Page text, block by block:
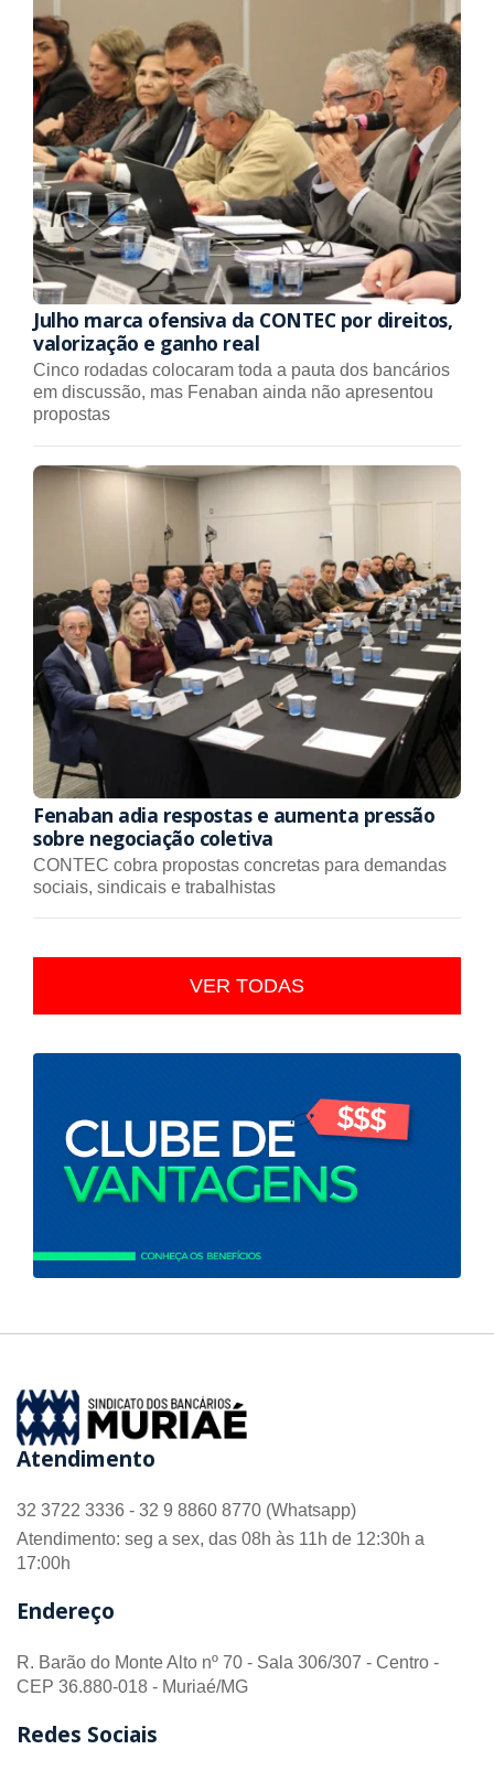
Julho marca ofensiva da CONTEC por direitos,
valorização e ganho real
Cinco rodadas colocaram toda a pauta dos bancários
em discussão, mas Fenaban ainda não apresentou
propostas
Fenaban adia respostas e aumenta pressão
sobre negociação coletiva
CONTEC cobra propostas concretas para demandas
sociais, sindicais e trabalhistas
VER TODAS
Atendimento
32 3722 3336 - 32 9 8860 8770 (Whatsapp)
Atendimento: seg a sex, das 08h às 11h de 12:30h a
17:00h
Endereço
R. Barão do Monte Alto nº 70 - Sala 306/307 - Centro -
CEP 36.880-018 - Muriaé/MG
Redes Sociais